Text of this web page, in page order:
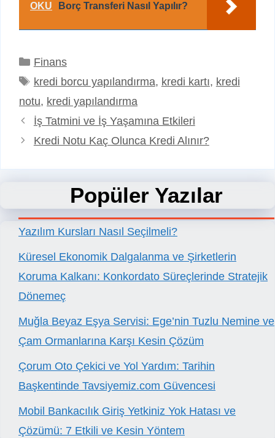
OKU Borç Transferi Nasıl Yapılır?
Kategoriler
Finans
Etiketler
kredi borcu yapılandırma, kredi kartı, kredi
notu, kredi yapılandırma
İş Tatmini ve İş Yaşamına Etkileri
Kredi Notu Kaç Olunca Kredi Alınır?
Popüler Yazılar
Yazılım Kursları Nasıl Seçilmeli?
Küresel Ekonomik Dalgalanma ve Şirketlerin
Koruma Kalkanı: Konkordato Süreçlerinde Stratejik
Dönemeç
Muğla Beyaz Eşya Servisi: Ege’nin Tuzlu Nemine ve
Çam Ormanlarına Karşı Kesin Çözüm
Çorum Oto Çekici ve Yol Yardım: Tarihin
Başkentinde Tavsiyemiz.com Güvencesi
Mobil Bankacılık Giriş Yetkiniz Yok Hatası ve
Çözümü: 7 Etkili ve Kesin Yöntem